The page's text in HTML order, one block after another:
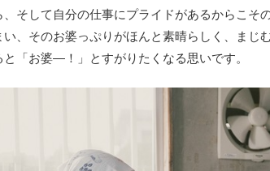
、そして自分の仕事にプライドがあるからこそ
い、そのお婆っぷりがほんと素晴らしく、まじ
と「お婆―！」とすがりたくなる思いです。